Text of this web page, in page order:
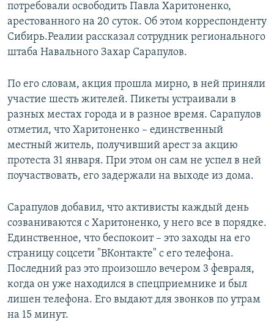
потребовали освободить Павла Харитоненко,
арестованного на 20 суток. Об этом корреспонденту
Сибирь.Реалии рассказал сотрудник регионального
штаба Навального Захар Сарапулов.
По его словам, акция прошла мирно, в ней приняли
участие шесть жителей. Пикеты устраивали в
разных местах города и в разное время. Сарапулов
отметил, что Харитоненко – единственный
местный житель, получивший арест за акцию
протеста 31 января. При этом он сам не успел в ней
поучаствовать, его задержали на выходе из дома.
Сарапулов добавил, что активисты каждый день
созваниваются с Харитоненко, у него все в порядке.
Единственное, что беспокоит – это заходы на его
страницу соцсети "ВКонтакте" с его телефона.
Последний раз это произошло вечером 3 февраля,
когда он уже находился в спецприемнике и был
лишен телефона. Его выдают для звонков по утрам
на 15 минут.